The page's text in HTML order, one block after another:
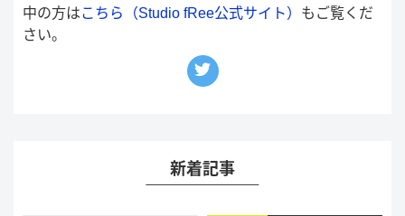
中の方はこちら（Studio fRee公式サイト） もご覧くだ
さい。
新着記事